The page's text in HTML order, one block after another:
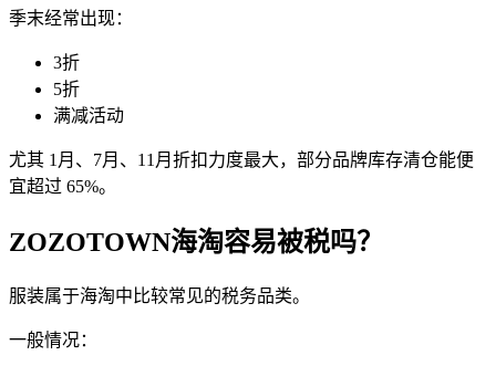
季末经常出现：
3折
5折
满减活动
尤其 1月、7月、11月折扣力度最大，部分品牌库存清仓能便
宜超过 65%。
ZOZOTOWN海淘容易被税吗？
服装属于海淘中比较常见的税务品类。
一般情况：